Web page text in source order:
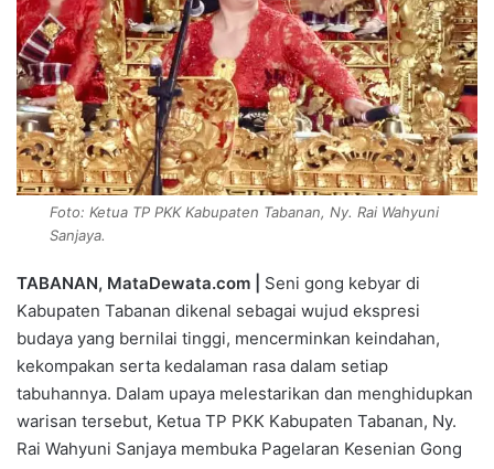
Foto: Ketua TP PKK Kabupaten Tabanan, Ny. Rai Wahyuni
Sanjaya.
TABANAN, MataDewata.com |
Seni gong kebyar di
Kabupaten Tabanan dikenal sebagai wujud ekspresi
budaya yang bernilai tinggi, mencerminkan keindahan,
kekompakan serta kedalaman rasa dalam setiap
tabuhannya. Dalam upaya melestarikan dan menghidupkan
warisan tersebut, Ketua TP PKK Kabupaten Tabanan, Ny.
Rai Wahyuni Sanjaya membuka Pagelaran Kesenian Gong